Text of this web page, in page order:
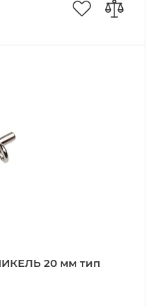
20 мм тип